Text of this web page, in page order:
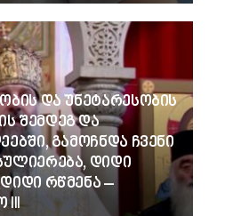
და უნეტარესობის
შემდეგ და
გამოჩნდა ჩვენი
დიდი
რწმენა –
III